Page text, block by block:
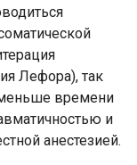
Лефора), так
времени
и
анестезией.